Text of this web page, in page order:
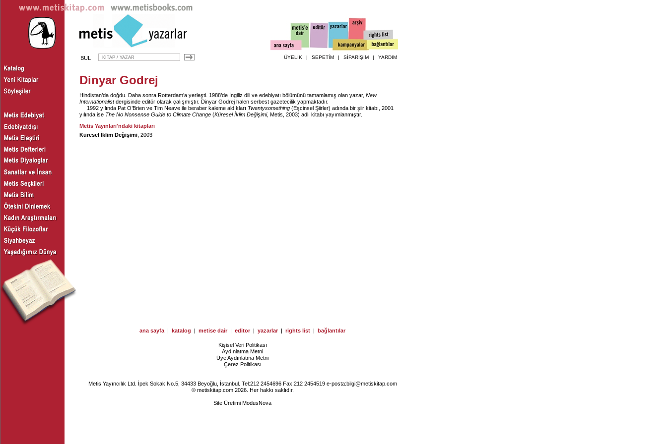
BUL ÜYELİK | SEPETİM | SİPARİŞİM | YARDIM
Dinyar Godrej
Hindistan’da doğdu. Daha sonra Rotterdam’a yerleşti. 1988’de İngiliz dili ve edebiyatı bölümünü tamamlamış olan yazar, New
Internationalistdergisinde editör olarak çalışmıştır. Dinyar Godrej halen serbest gazetecilik yapmaktadır.
1992 yılında Pat O’Brien ve Tim Neave ile beraber kaleme aldıkları Twentysomething (Eşcinsel Şiirler) adında bir şiir kitabı, 2001
yılında ise The No Nonsense Guide to Climate Change (Küresel İklim Değişimi, Metis, 2003) adlı kitabı yayımlanmıştır.
Metis Yayınları'ndaki kitapları
Küresel İklim Değişimi , 2003
ana sayfa | katalog | metise dair | editor | yazarlar | rights list | bağlantılar
Kişisel Veri Politikası
Aydınlatma Metni
Üye Aydınlatma Metni
Çerez Politikası
Metis Yayıncılık Ltd. İpek Sokak No.5, 34433 Beyoğlu, İstanbul. Tel:212 2454696 Fax:212 2454519 e-posta:bilgi@metiskitap.com
© metiskitap.com 2026. Her hakkı saklıdır.
Site Üretimi ModusNova